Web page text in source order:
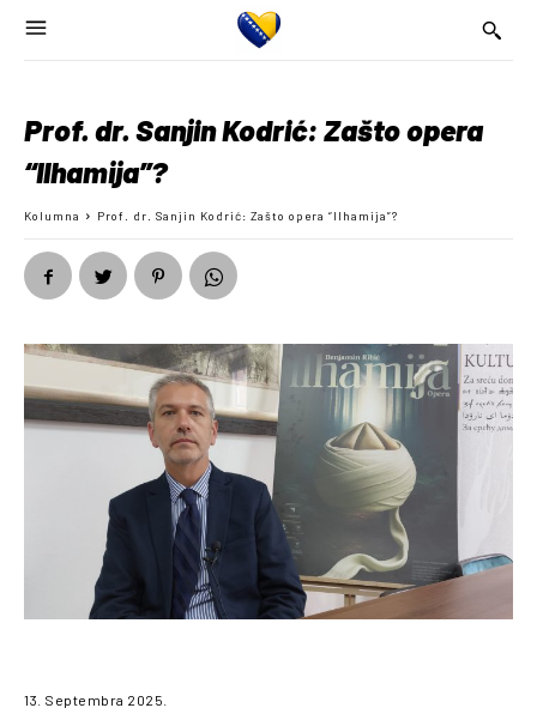
Prof. dr. Sanjin Kodrić: Zašto opera
“Ilhamija”?
Kolumna Prof. dr. Sanjin Kodrić: Zašto opera “Ilhamija”?
13. Septembra 2025.